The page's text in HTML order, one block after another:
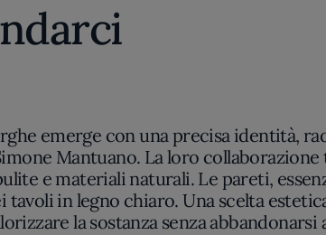
emerge con una precisa identità,
Mantuano. La loro
e materiali naturali. Le pareti,
tavoli in legno chiaro. Una scelta
la sostanza senza